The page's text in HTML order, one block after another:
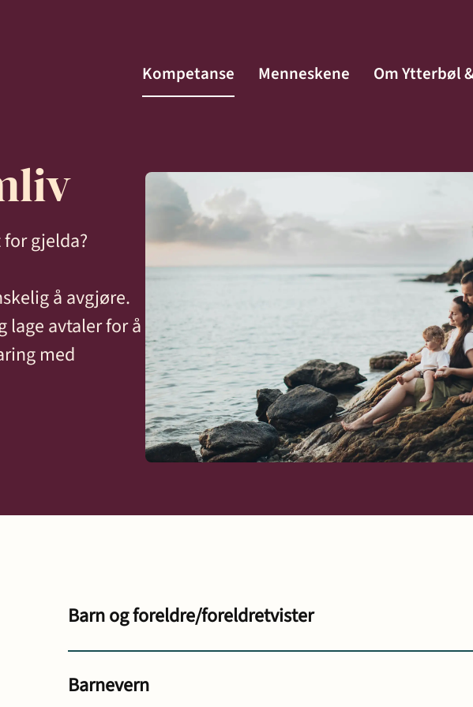
Kompetanse Menneskene Om Ytterbøl
gjelda?
å avgjøre.
lage avtaler for å
med
Barn og foreldre/foreldretvister
Barnevern
Menneskene
Aktuelt
Karriere